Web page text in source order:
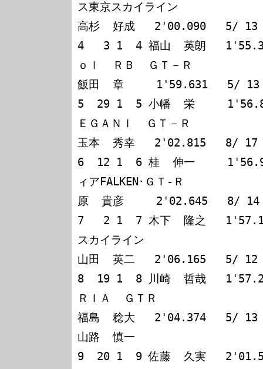
ス東京スカイライン
高杉  好成   2'00.090   5/ 13
4   3 1  4 福山  英朗
ｏｌ  ＲＢ  ＧＴ－Ｒ
飯田  章     1'59.631   5/ 13
5  29 1  5 小幡  栄
ＥＧＡＮＩ  ＧＴ－Ｒ
玉本  秀幸   2'02.815   8/ 17
6  12 1  6 桂  伸一
ィアFALKEN･ＧＴ-Ｒ
原  貴彦     2'02.645   8/ 14
7   2 1  7 木下  隆之
スカイライン
山田  英二   2'06.165   5/ 12
8  19 1  8 川崎  哲哉
ＲＩＡ  ＧＴＲ
福島  稔大   2'04.374   5/ 13
山路  慎一
9  20 1  9 佐藤  久実